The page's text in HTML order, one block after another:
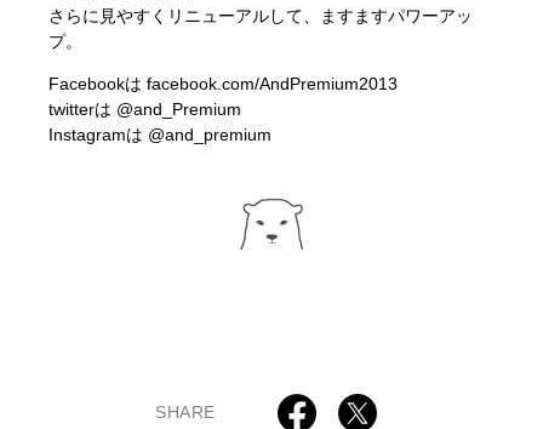
さらに見やすくリニューアルして、ますますパワーアッ
プ。
Facebookはfacebook.com/AndPremium2013
twitterは @and_Premium
Instagramは @and_premium
SHARE